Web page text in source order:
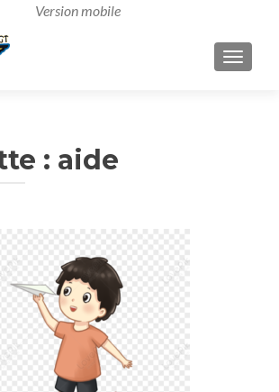
: aide